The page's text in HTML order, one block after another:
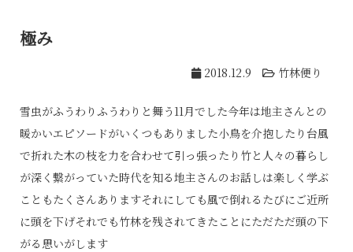
極み
2018.12.9 竹林便り
雪虫がふうわりふうわりと舞う11月でした今年は地主さんとの
暖かいエピソードがいくつもありました小鳥を介抱したり台風
で折れた木の枝を力を合わせて引っ張ったり竹と人々の暮らし
が深く繋がっていた時代を知る地主さんのお話しは楽しく学ぶ
こともたくさんありますそれにしても風で倒れるたびにご近所
に頭を下げそれでも竹林を残されてきたことにただただ頭の下
がる思いがします